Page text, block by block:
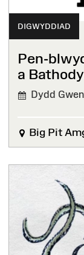
DIGWYDDIAD
Pen-
a
Dydd
Big Pit